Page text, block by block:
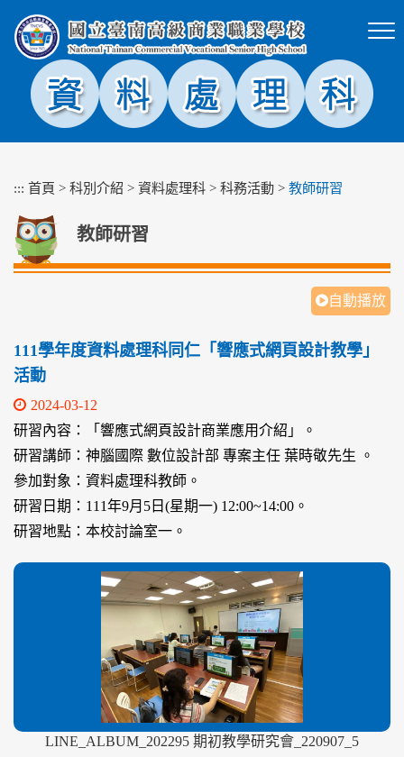
塊
::: 首頁 > 科別介紹 > 資料處理科 > 科務活動 > 教師研習
教師研習
自動播放
111學年度資料處理科同仁「響應式網頁設計教學」
活動
2024-03-12
研習內容：「響應式網頁設計商業應用介紹」。
研習講師：神腦國際 數位設計部 專案主任 葉時敬先生 。
參加對象：資料處理科教師。
研習日期：111年9月5日(星期一) 12:00~14:00。
研習地點：本校討論室一。
LINE_ALBUM_202295 期初教學研究會_220907_5